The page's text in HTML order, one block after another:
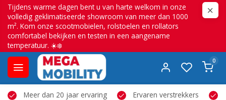
Tijdens warme dagen bent u van harte welkom in onze
volledig geklimatiseerde showroom van meer dan 1000
m². Kom onze scootmobielen, rolstoelen en rollators
comfortabel bekijken en testen in een aangename
temperatuur. ☀️❄️
0
Meer dan 20 jaar ervaring Ervaren verstrekkers